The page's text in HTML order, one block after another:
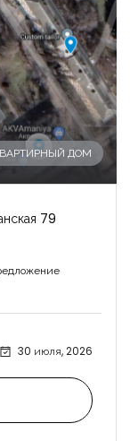
ДОМ
79
30 июля, 2026